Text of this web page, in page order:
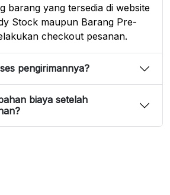
barang yang tersedia di website
Stock maupun Barang Pre-
checkout pesanan.
pengirimannya?
biaya setelah